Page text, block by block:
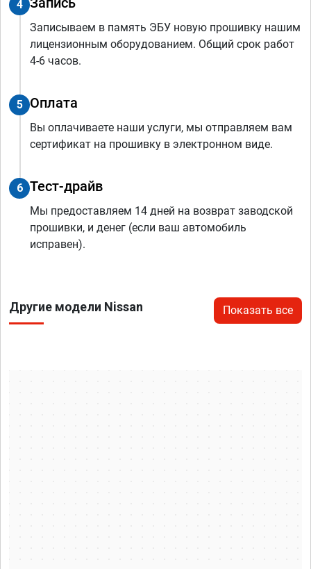
4
Записываем в память ЭБУ новую прошивку нашим
лицензионным оборудованием. Общий срок работ
4-6 часов.
5 Оплата
Вы оплачиваете наши услуги, мы отправляем вам
сертификат на прошивку в электронном виде.
6 Тест-драйв
Мы предоставляем 14 дней на возврат заводской
прошивки, и денег (если ваш автомобиль
исправен).
Другие модели Nissan Показать все